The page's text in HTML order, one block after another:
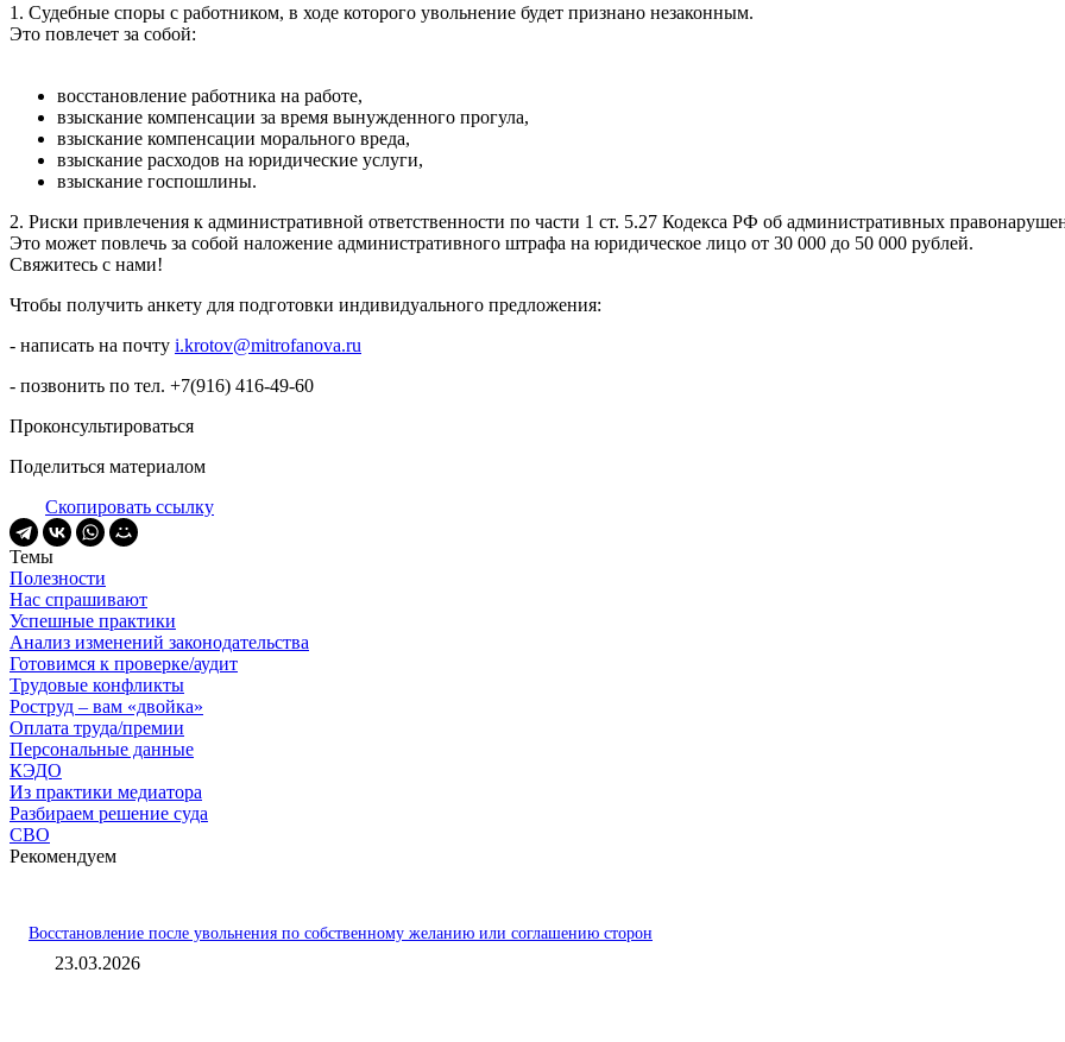
1. Судебные споры с работником, в ходе которого увольнение будет признано незаконным.
Это повлечет за собой:
восстановление работника на работе,
взыскание компенсации за время вынужденного прогула,
взыскание компенсации морального вреда,
взыскание расходов на юридические услуги,
взыскание госпошлины.
2. Риски привлечения к административной ответственности по части 1 ст. 5.27 Кодекса РФ об административных
Это может повлечь за собой наложение административного штрафа на юридическое лицо от 30 000 до 50 000 рублей.
Свяжитесь с нами!
Чтобы получить анкету для подготовки индивидуального предложения:
- написать на почту i.krotov@mitrofanova.ru
- позвонить по тел. +7(916) 416-49-60
Проконсультироваться
Поделиться материалом
Скопировать ссылку
Темы
Полезности
Нас спрашивают
Успешные практики
Анализ изменений законодательства
Готовимся к проверке/аудит
Трудовые конфликты
Роструд – вам «двойка»
Оплата труда/премии
Персональные данные
КЭДО
Из практики медиатора
Разбираем решение суда
СВО
Рекомендуем
Восстановление после увольнения по собственному желанию или соглашению сторон
23.03.2026